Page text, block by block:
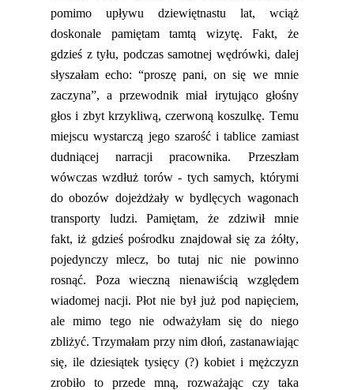
pomimo upływu dziewiętnastu lat, wciąż
doskonale pamiętam tamtą wizytę. Fakt, że
gdzieś z tyłu, podczas samotnej wędrówki, dalej
słyszałam echo: “proszę pani, on się we mnie
zaczyna”, a przewodnik miał irytująco głośny
głos i zbyt krzykliwą, czerwoną koszulkę. Temu
miejscu wystarczą jego szarość i tablice zamiast
dudniącej narracji pracownika. Przeszłam
wówczas wzdłuż torów - tych samych, którymi
do obozów dojeżdżały w bydlęcych wagonach
transporty ludzi. Pamiętam, że zdziwił mnie
fakt, iż gdzieś pośrodku znajdował się za żółty,
pojedynczy mlecz, botutaj nic nie powinno
rosnąć. Poza wieczną nienawiścią względem
wiadomej nacji. Płot nie był już pod napięciem,
ale mimo tego nie odważyłam się do niego
zbliżyć. Trzymałam przy nim dłoń, zastanawiając
się, ile dziesiątek tysięcy (?) kobiet i mężczyzn
zrobiło to przede mną, rozważając czy taka